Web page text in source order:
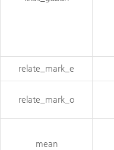
relate_mark_e
relate_mark_o
mean